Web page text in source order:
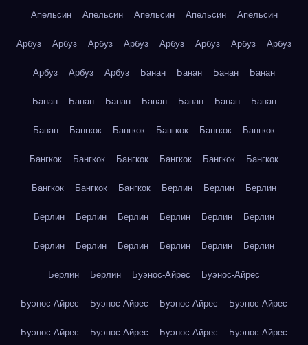
Апельсин Апельсин Апельсин Апельсин Апельсин
Арбуз Арбуз Арбуз Арбуз Арбуз Арбуз Арбуз Арбуз
Арбуз Арбуз Арбуз Банан Банан Банан Банан
Банан Банан Банан Банан Банан Банан Банан
Банан Бангкок Бангкок Бангкок Бангкок Бангкок
Бангкок Бангкок Бангкок Бангкок Бангкок Бангкок
Бангкок Бангкок Бангкок Берлин Берлин Берлин
Берлин Берлин Берлин Берлин Берлин Берлин
Берлин Берлин Берлин Берлин Берлин Берлин
Берлин Берлин Буэнос-Айрес Буэнос-Айрес
Буэнос-Айрес Буэнос-Айрес Буэнос-Айрес Буэнос-Айрес
Буэнос-Айрес Буэнос-Айрес Буэнос-Айрес Буэнос-Айрес